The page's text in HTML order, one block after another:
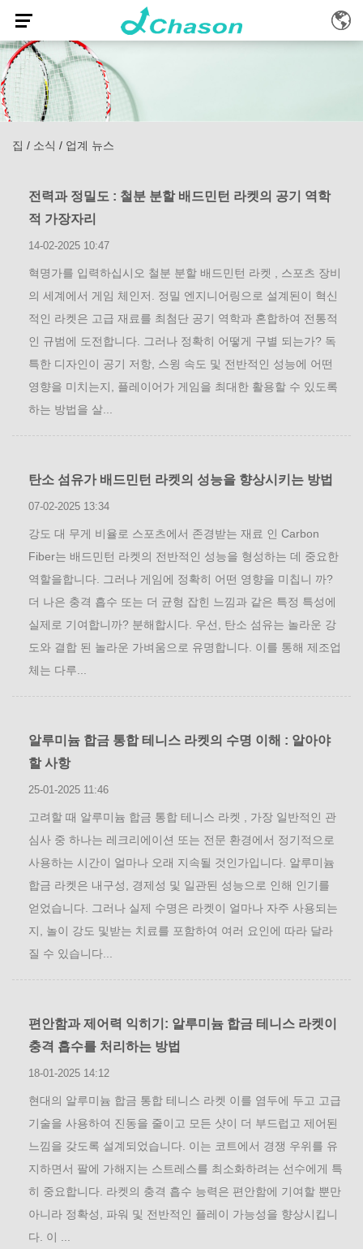
집 / 소식 / 업계 뉴스
전력과 정밀도 : 철분 분할 배드민턴 라켓의 공기 역학
적 가장자리
14-02-2025 10:47
혁명가를 입력하십시오 철분 분할 배드민턴 라켓 , 스포츠 장비
의 세계에서 게임 체인저. 정밀 엔지니어링으로 설계된이 혁신
적인 라켓은 고급 재료를 최첨단 공기 역학과 혼합하여 전통적
인 규범에 도전합니다. 그러나 정확히 어떻게 구별 되는가? 독
특한 디자인이 공기 저항, 스윙 속도 및 전반적인 성능에 어떤
영향을 미치는지, 플레이어가 게임을 최대한 활용할 수 있도록
하는 방법을 살...
탄소 섬유가 배드민턴 라켓의 성능을 향상시키는 방법
07-02-2025 13:34
강도 대 무게 비율로 스포츠에서 존경받는 재료 인 Carbon
Fiber는 배드민턴 라켓의 전반적인 성능을 형성하는 데 중요한
역할을합니다. 그러나 게임에 정확히 어떤 영향을 미칩니 까?
더 나은 충격 흡수 또는 더 균형 잡힌 느낌과 같은 특정 특성에
실제로 기여합니까? 분해합시다. 우선, 탄소 섬유는 놀라운 강
도와 결합 된 놀라운 가벼움으로 유명합니다. 이를 통해 제조업
체는 다루...
알루미늄 합금 통합 테니스 라켓의 수명 이해 : 알아야
할 사항
25-01-2025 11:46
고려할 때 알루미늄 합금 통합 테니스 라켓 , 가장 일반적인 관
심사 중 하나는 레크리에이션 또는 전문 환경에서 정기적으로
사용하는 시간이 얼마나 오래 지속될 것인가입니다. 알루미늄
합금 라켓은 내구성, 경제성 및 일관된 성능으로 인해 인기를
얻었습니다. 그러나 실제 수명은 라켓이 얼마나 자주 사용되는
지, 놀이 강도 및받는 치료를 포함하여 여러 요인에 따라 달라
질 수 있습니다...
편안함과 제어력 익히기: 알루미늄 합금 테니스 라켓이
충격 흡수를 처리하는 방법
18-01-2025 14:12
현대의 알루미늄 합금 통합 테니스 라켓 이를 염두에 두고 고급
기술을 사용하여 진동을 줄이고 모든 샷이 더 부드럽고 제어된
느낌을 갖도록 설계되었습니다. 이는 코트에서 경쟁 우위를 유
지하면서 팔에 가해지는 스트레스를 최소화하려는 선수에게 특
히 중요합니다. 라켓의 충격 흡수 능력은 편안함에 기여할 뿐만
아니라 정확성, 파워 및 전반적인 플레이 가능성을 향상시킵니
다. 이 ...